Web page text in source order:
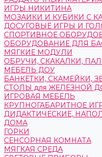
ИГРЫ НИКИТИНА
МОЗАИКИ И КУБИКИ С
ДОСУГОВЫЕ ИГРЫ И
СПОРТИВНОЕ
ОБОРУДОВАНИЕ ДЛЯ
МЯГКИЕ МОДУЛИ
ОБРУЧИ, СКАКАЛКИ,
МЕБЕЛЬ ДОУ
БАНКЕТКИ, СКАМЕЙКИ,
СТОЛЫ для ЖЕЛЕЗНОЙ
ИГРОВАЯ МЕБЕЛЬ
КРУПНОГАБАРИТНОЕ
ДИДАКТИЧЕСКИЕ,
ДОМА
ГОРКИ
СЕНСОРНАЯ КОМНАТА
МЯГКАЯ СРЕДА